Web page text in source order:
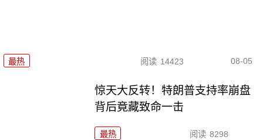
最热 阅读 14423 08-05
惊天大反转！特朗普支持率崩盘
背后竟藏致命一击
最热 阅读 8298